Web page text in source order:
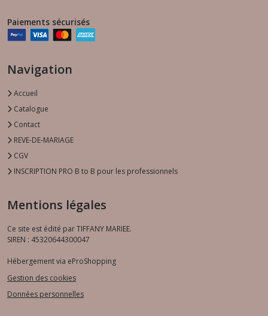
Paiements sécurisés
Navigation
Accueil
Catalogue
Contact
REVE-DE-MARIAGE
CGV
INSCRIPTION PRO B to B pour les professionnels
Mentions légales
Ce site est édité par TIFFANY MARIEE.
SIREN : 45320644300047
Hébergement via eProShopping
Gestion des cookies
Données personnelles